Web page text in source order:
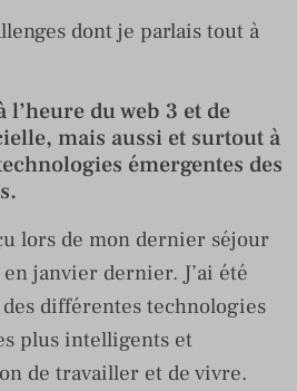
dont je parlais tout à
l’heure du web 3 et de
mais aussi et surtout à
émergentes des
lors de mon dernier séjour
en janvier dernier. J’ai été
différentes technologies
plus intelligents et
de travailler et de vivre.